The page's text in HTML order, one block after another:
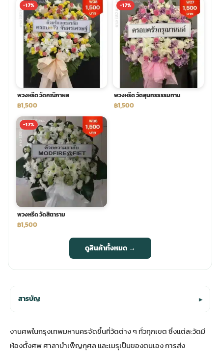
-17%
พวงหรีด วัดคณิกาผล
฿1,500
-17%
พวงหรีด วัดสุนทรธรรมทาน
฿1,500
-17%
พวงหรีด วัดสิตาราม
฿1,500
ดูสินค้าทั้งหมด →
สารบัญ ▾
งานศพในกรุงเทพมหานครจัดขึ้นที่วัดต่าง ๆ ทั่วทุกเขต ซึ่งแต่ละวัดมี
ห้องตั้งศพ ศาลาบำเพ็ญกุศล และเมรุเป็นของตนเอง การส่ง